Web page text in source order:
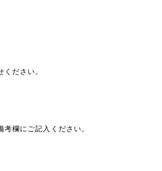
ださい。
欄にご記入ください。